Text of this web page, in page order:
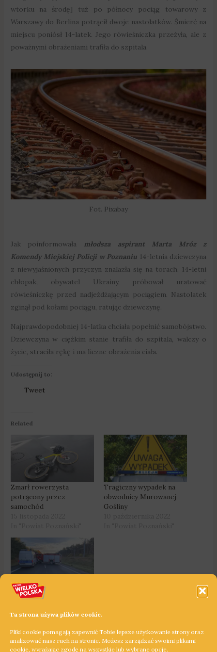
Ta strona używa plików cookie.
Pliki cookie pomagają zapewnić Tobie lepsze użytkowanie strony oraz
analizować nasz ruch na stronie. Możesz zarządzać swoimi plikami
cookie, wyrażając zgodę na wszystkie lub wybrane opcje.
wtorku na środę] tuż po północy pociąg towarowy z
Warszawy do Berlina potrącił dwoje nastolatków. Śmierć na
miejscu poniósł 14-latek. Jego rówieśniczka przeżyła, ale z
poważnymi obrażeniami trafiła do szpitala.
Fot. Pixabay
Jak poinformowała młodsza aspirant Marta Mróz z
Komendy Miejskiej Policji w Poznaniu 14-letnia dziewczyna
z niewyjaśnionych przyczyn znalazła się na torach. 14-letni
chłopak, obywatel Ukrainy, próbował uratować
rówieśniczkę przed nadjeżdżającym pociągiem. Nastolatek
zginął pod kołami pociągu, ratując dziewczynę.
Najprawdopodobniej 14-latka chciała popełnić samobójstwo.
Dziewczyna w ciężkim stanie trafiła do szpitala, walczy o
życie, straciła rękę i ma liczne obrażenia ciała.
Udostępnij to:
Tweet
Related
Zmarł rowerzysta
potrącony przez
samochód
Tragiczny wypadek na
obwodnicy Murowanej
Gośliny
Tragiczny wypadek koło
Pobiedzisk
In "Powiat Poznański"